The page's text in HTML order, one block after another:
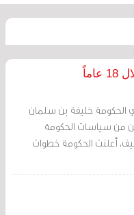
الحكومة خليفة بن سلمان
من سياسات الحكومة
أعلنت الحكومة خطوات